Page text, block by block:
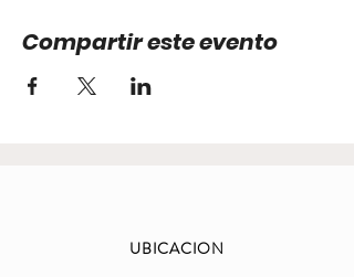
Compartir este evento
UBICACION